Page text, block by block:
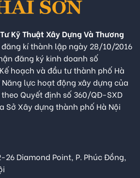
Kỹ Thuật Xây Dựng Và Thương
kí thành lập ngày 28/10/2016
đăng ký kinh doanh số
hoạch và đầu tư thành phố Hà
lực hoạt động xây dựng của
Quyết định số 360/QĐ-SXD
Sở Xây dựng thành phố Hà Nội
26 Diamond Point, P. Phúc Đồng,